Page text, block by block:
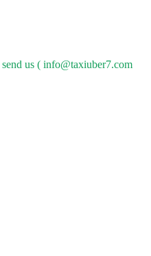
send us ( info@taxiuber7.com